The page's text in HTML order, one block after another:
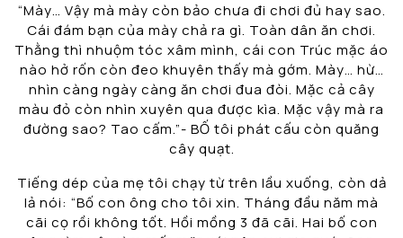
“Mày… Vậy mà mày còn bảo chưa đi chơi đủ hay sao.
Cái đám bạn của mày chả ra gì. Toàn dân ăn chơi.
Thằng thì nhuộm tóc xâm mình, cái con Trúc mặc áo
nào hở rốn còn đeo khuyên thấy mà gớm. Mày… hừ…
nhìn càng ngày càng ăn chơi đua đòi. Mặc cả cây
màu đỏ còn nhìn xuyên qua được kìa. Mặc vậy mà ra
đường sao? Tao cấm.”- BỐ tôi phát cấu còn quăng
cây quạt.
Tiếng dép của mẹ tôi chạy từ trên lầu xuống, còn dả
lả nói: “Bố con ông cho tôi xin. Tháng đầu năm mà
cãi cọ rồi không tốt. Hồi mồng 3 đã cãi. Hai bố con